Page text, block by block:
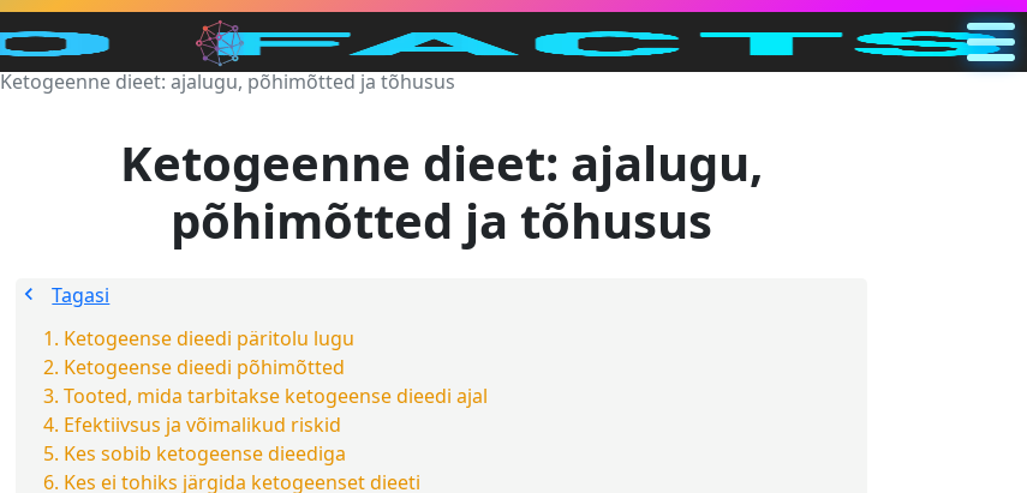
Otsi
Ketogeenne dieet: ajalugu, põhimõtted ja tõhusus
Ketogeenne dieet: ajalugu,
põhimõtted ja tõhusus
Tagasi
Ketogeense dieedi päritolu lugu
Ketogeense dieedi põhimõtted
Tooted, mida tarbitakse ketogeense dieedi ajal
Efektiivsus ja võimalikud riskid
Kes sobib ketogeense dieediga
Kes ei tohiks järgida ketogeenset dieeti